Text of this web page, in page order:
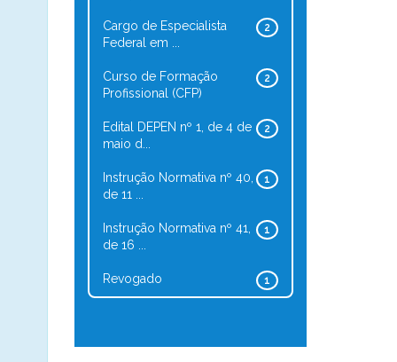
2
Cargo de Especialista
Federal em ...
2
Curso de Formação
Profissional (CFP)
2
Edital DEPEN nº 1, de 4 de
maio d...
1
Instrução Normativa nº 40,
de 11 ...
1
Instrução Normativa nº 41,
de 16 ...
1
Revogado